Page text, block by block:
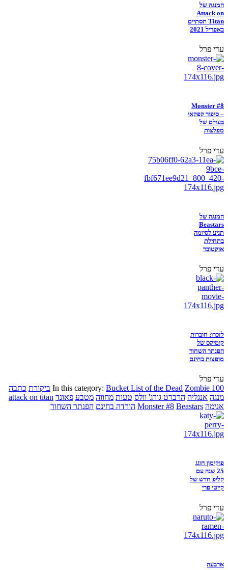
המנגה של
Attack on
Titan תסתיים
באפריל 2021
עדי פרל
Monster #8
– סיפור קפקאי
בעולם של
מפלצות
עדי פרל
המנגה של
Beastars
תגיע לסיומה
בתחילת
אוקטובר
עדי פרל
לזכרו: חוברות
קומיקס של
הפנתר השחור
מופצות בחינם
עדי פרל
In this category: Bucket List of the Dead Zombie 100 ביקורת כתבה
מנגה אנגליה הרברט גורג' וולס טעות מחווה מטבע פאונד attack on titan
אנימה
Monster #8 Beastars הורדה בחינם הפנתר השחור
פוקימון חוגג
25 שנה עם
קליפ חדש של
קייטי פרי
עדי פרל
ארבעה